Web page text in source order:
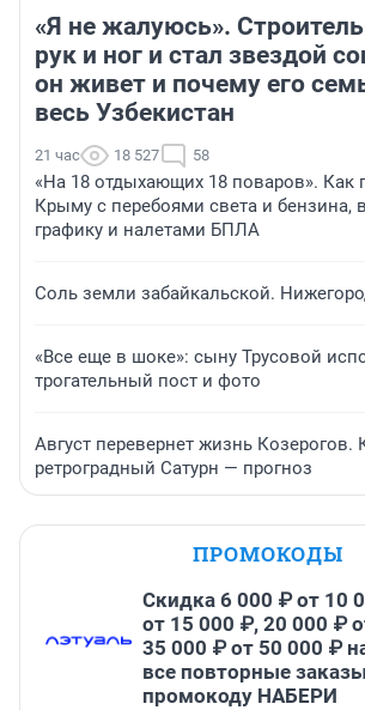
«Я не жалуюсь».
рук и ног и стал звездой
он живет и почему его
весь Узбекистан
21 час 18 527 58
«На 18 отдыхающих 18 поваров». Как
Крыму с перебоями света и бензина,
графику и налетами БПЛА
Соль земли забайкальской.
«Все еще в шоке»: сыну Трусовой
трогательный пост и фото
Август перевернет жизнь Козерогов.
ретроградный Сатурн — прогноз
ПРОМОКОДЫ
Скидка 6 000 ₽ от 10
от 15 000 ₽, 20 000 ₽
35 000 ₽ от 50 000 ₽
все повторные
промокоду НАБЕРИ